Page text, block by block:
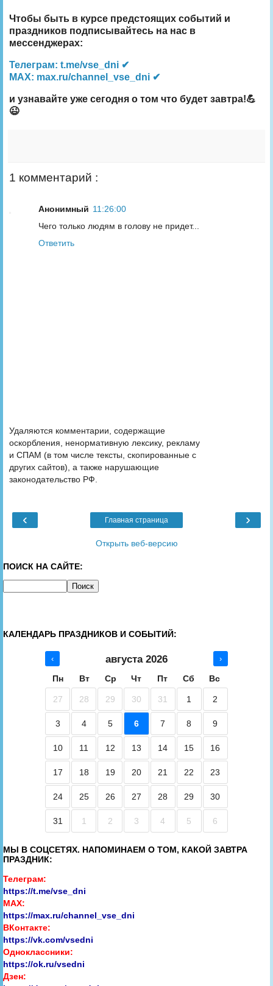
Чтобы быть в курсе предстоящих событий и
праздников подписывайтесь на нас в
мессенджерах:
Телеграм: t.me/vse_dni ✔
MAX: max.ru/channel_vse_dni ✔
и узнавайте уже сегодня о том что будет завтра!💪
😉
1 комментарий :
Анонимный 11:26:00
Чего только людям в голову не придет...
Ответить
Удаляются комментарии, содержащие
оскорбления, ненормативную лексику, рекламу
и СПАМ (в том числе тексты, скопированные с
других сайтов), а также нарушающие
законодательство РФ.
‹ ›
Главная страница
Открыть веб-версию
ПОИСК НА САЙТЕ:
КАЛЕНДАРЬ ПРАЗДНИКОВ И СОБЫТИЙ:
‹ августа 2026 ›
Пн Вт Ср Чт Пт Сб Вс
27 28 29 30 31 1 2
3 4 5 6 7 8 9
10 11 12 13 14 15 16
17 18 19 20 21 22 23
24 25 26 27 28 29 30
31 1 2 3 4 5 6
МЫ В СОЦСЕТЯХ. НАПОМИНАЕМ О ТОМ, КАКОЙ ЗАВТРА
ПРАЗДНИК:
Телеграм:
https://t.me/vse_dni
MAX:
https://max.ru/channel_vse_dni
ВКонтакте:
https://vk.com/vsedni
Одноклассники:
https://ok.ru/vsedni
Дзен: